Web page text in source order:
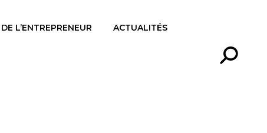
L’ENTREPRENEUR ACTUALITÉS
: